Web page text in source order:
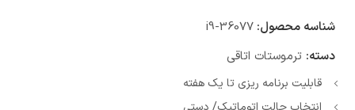
شناسه محصول: i9-36077
دسته: ترموستات اتاقی
قابلیت برنامه ریزی تا یک هفته